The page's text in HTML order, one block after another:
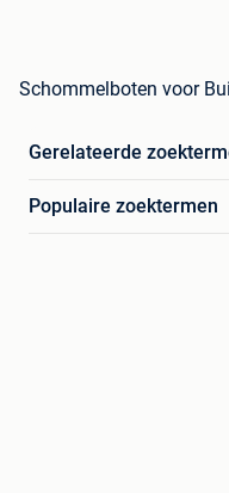
Schommelboten voor
Gerelateerde
Populaire zoektermen